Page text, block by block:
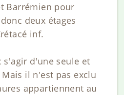
Barrémien pour
deux étages
inf.
s'agir d'une seule et
il n'est pas exclu
appartiennent au